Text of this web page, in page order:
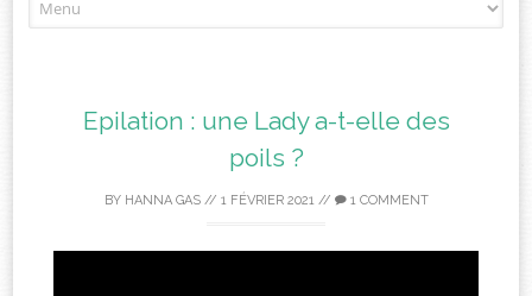
to
Epilation : une Lady a-t-elle des
poils ?
BY HANNA GAS// 1 FÉVRIER 2021// 1 COMMENT